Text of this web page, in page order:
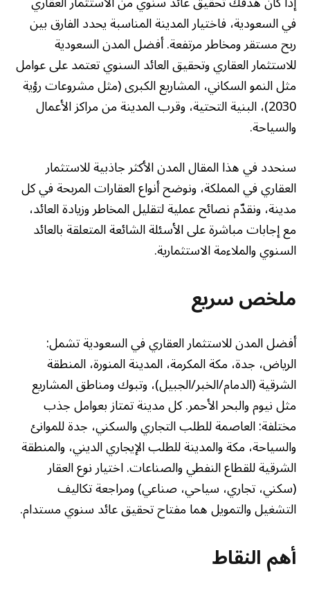
في السعودية، فاختيار المدينة المناسبة يحدد الفارق بين
ربح مستقر ومخاطر مرتفعة. أفضل المدن السعودية
للاستثمار العقاري وتحقيق العائد السنوي تعتمد على عوامل
مثل النمو السكاني، المشاريع الكبرى (مثل مشروعات رؤية
2030)، البنية التحتية، وقرب المدينة من مراكز الأعمال
والسياحة.
سنحدد في هذا المقال المدن الأكثر جاذبية للاستثمار
العقاري في المملكة، ونوضح أنواع العقارات المربحة في كل
مدينة، ونقدّم نصائح عملية لتقليل المخاطر وزيادة العائد،
مع إجابات مباشرة على الأسئلة الشائعة المتعلقة بالعائد
السنوي والملاءمة الاستثمارية.
ملخص سريع
أفضل المدن للاستثمار العقاري في السعودية تشمل:
الرياض، جدة، مكة المكرمة، المدينة المنورة، المنطقة
الشرقية (الدمام/الخبر/الجبيل)، وتبوك ومناطق المشاريع
مثل نيوم والبحر الأحمر. كل مدينة تمتاز بعوامل جذب
مختلفة: العاصمة للطلب التجاري والسكني، جدة للموانئ
والسياحة، مكة والمدينة للطلب الإيجاري الديني، والمنطقة
الشرقية للقطاع النفطي والصناعات. اختيار نوع العقار
(سكني، تجاري، سياحي، صناعي) ومراجعة تكاليف
التشغيل والتمويل هما مفتاح تحقيق عائد سنوي مستدام.
أهم النقاط